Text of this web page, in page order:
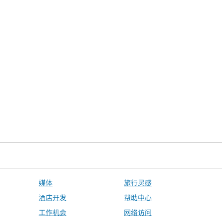
媒体
酒店开发
工作机会
旅行灵感
帮助中心
网络访问